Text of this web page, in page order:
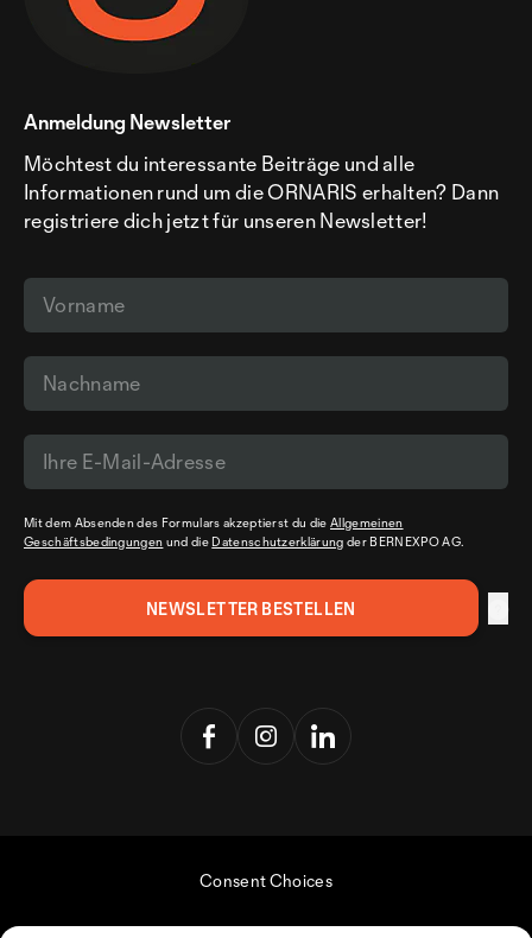
Anmeldung Newsletter
Möchtest du interessante Beiträge und alle
Informationen rund um die ORNARIS erhalten? Dann
registriere dich jetzt für unseren Newsletter!
Mit dem Absenden des Formulars akzeptierst du dieAllgemeinen
Geschäftsbedingungen und die Datenschutzerklärung der BERNEXPO AG.
Consent Choices